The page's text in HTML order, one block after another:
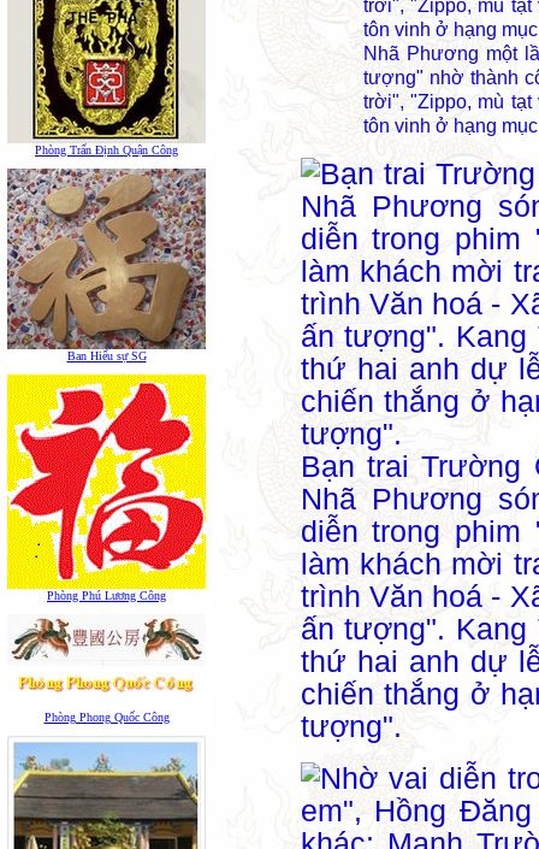
Phòng Trấn Định Quận Công
Ban Hiếu sự SG
Phòng Phú Lương Công
Phòng Phong Quốc Công
Nhã Phương một
tượng" nhờ thành
trời", "Zippo, mù
tôn vinh ở hạng
Bạn trai Trường
Nhã Phương
diễn trong phim
làm khách mời
trình Văn hoá -
ấn tượng". Kang
thứ hai anh dự
chiến thắng ở
tượng".